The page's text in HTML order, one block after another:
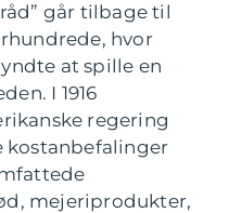
går tilbage til
hvor
at spille en
I 1916
regering
kostanbefalinger
mejeriprodukter,